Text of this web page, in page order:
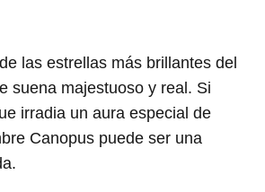
las estrellas más brillantes del
suena majestuoso y real. Si
irradia un aura especial de
Canopus puede ser una